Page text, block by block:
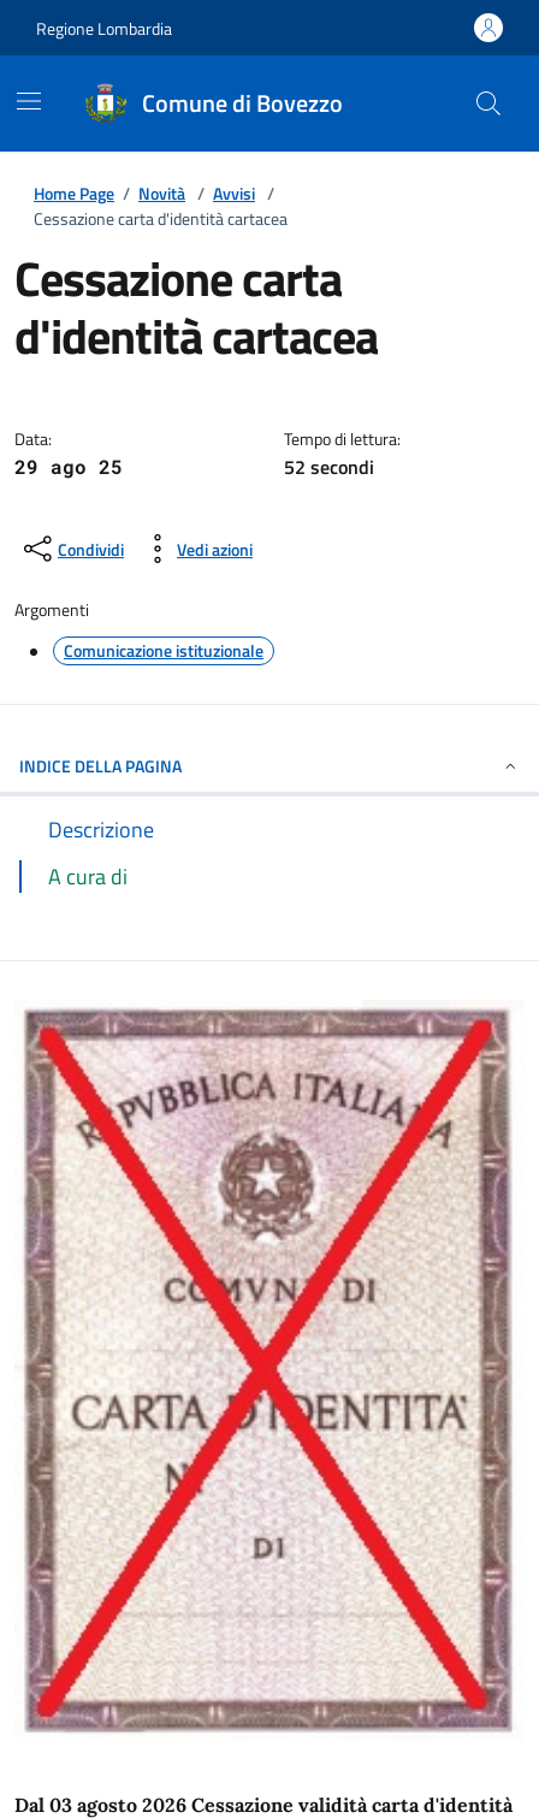
Regione Lombardia
Comune di Bovezzo
Home Page / Novità / Avvisi /
Cessazione carta d'identità cartacea
Cessazione carta
d'identità cartacea
Data:
29 ago 25
Tempo di lettura:
52 secondi
Condividi Vedi azioni
Argomenti
Comunicazione istituzionale
INDICE DELLA PAGINA
Descrizione
A cura di
Dal 03 agosto 2026 Cessazione validità carta d'identità